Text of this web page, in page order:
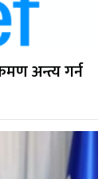
अन्त्य गर्न